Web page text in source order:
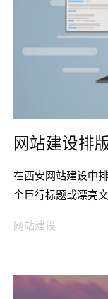
网站建设排
在西安网站建设中
个巨行标题或漂亮
如何用文字和色彩
建设的重要特征是
性。如果你所做的
网站建设